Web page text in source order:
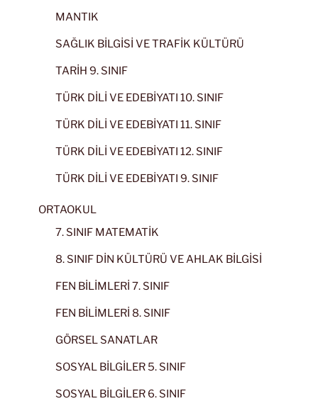
MANTIK
SAĞLIK BİLGİSİ VE TRAFİK KÜLTÜRÜ
TARİH 9. SINIF
TÜRK DİLİ VE EDEBİYATI 10. SINIF
TÜRK DİLİ VE EDEBİYATI 11. SINIF
TÜRK DİLİ VE EDEBİYATI 12. SINIF
TÜRK DİLİ VE EDEBİYATI 9. SINIF
ORTAOKUL
7. SINIF MATEMATİK
8. SINIF DİN KÜLTÜRÜ VE AHLAK BİLGİSİ
FEN BİLİMLERİ 7. SINIF
FEN BİLİMLERİ 8. SINIF
GÖRSEL SANATLAR
SOSYAL BİLGİLER 5. SINIF
SOSYAL BİLGİLER 6. SINIF